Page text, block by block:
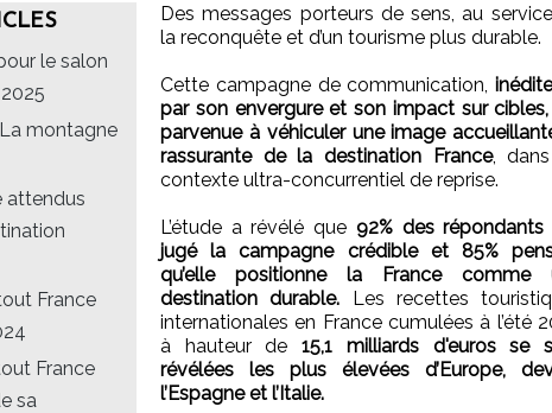
le salon
montagne
attendus
France
France
sa
Des messages porteurs de sens, au
la reconquête et d’un tourisme plus durable.
Cette campagne de communication,
par son envergure et son impact sur
parvenue à véhiculer une image
rassurante de la destination France,
contexte ultra-concurrentiel de reprise.
L’étude a révélé que 92% des
jugé la campagne crédible et 85%
qu’elle positionne la France comme
destination durable. Les recettes
internationales en France cumulées à l’été
à hauteur de15,1 milliards d'euros se
révélées les plus élevées d’Europe,
l’Espagne et l’Italie.